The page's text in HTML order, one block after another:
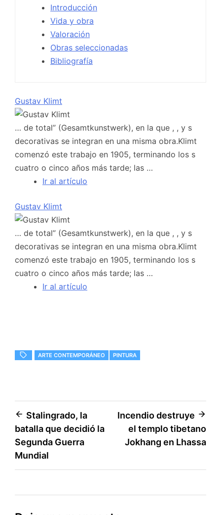
Introducción
Vida y obra
Valoración
Obras seleccionadas
Bibliografía
Gustav Klimt
… de total” (Gesamtkunstwerk), en la que , , y s
decorativas se integran en una misma obra.Klimt
comenzó este trabajo en 1905, terminando los s
cuatro o cinco años más tarde; las …
Ir al artículo
Gustav Klimt
… de total” (Gesamtkunstwerk), en la que , , y s
decorativas se integran en una misma obra.Klimt
comenzó este trabajo en 1905, terminando los s
cuatro o cinco años más tarde; las …
Ir al artículo
ARTE CONTEMPORÁNEO PINTURA
Navegación
de
entradas
Stalingrado, la
batalla que decidió la
Segunda Guerra
Mundial
Incendio destruye
el templo tibetano
Jokhang en Lhassa